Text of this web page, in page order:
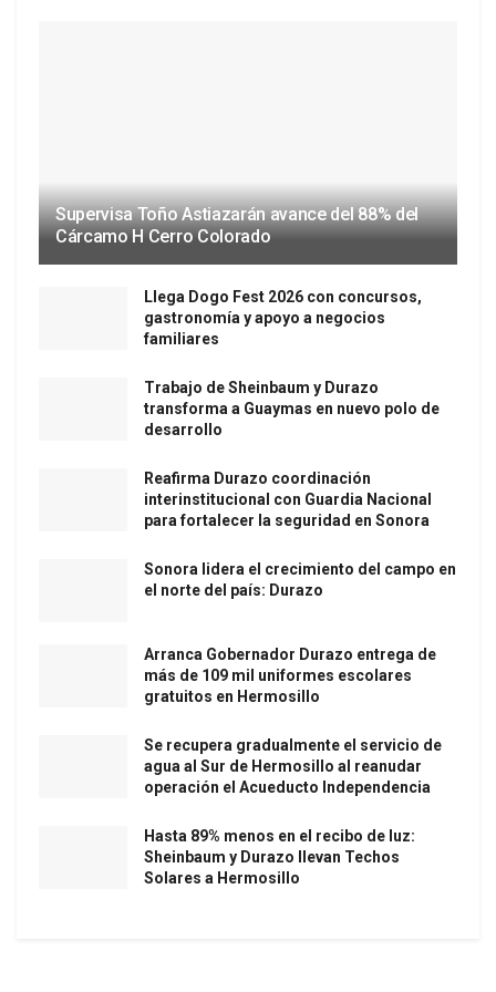
Supervisa Toño Astiazarán avance del 88% del
Cárcamo H Cerro Colorado
Llega Dogo Fest 2026 con concursos,
gastronomía y apoyo a negocios
familiares
Trabajo de Sheinbaum y Durazo
transforma a Guaymas en nuevo polo de
desarrollo
Reafirma Durazo coordinación
interinstitucional con Guardia Nacional
para fortalecer la seguridad en Sonora
Sonora lidera el crecimiento del campo en
el norte del país: Durazo
Arranca Gobernador Durazo entrega de
más de 109 mil uniformes escolares
gratuitos en Hermosillo
Se recupera gradualmente el servicio de
agua al Sur de Hermosillo al reanudar
operación el Acueducto Independencia
Hasta 89% menos en el recibo de luz:
Sheinbaum y Durazo llevan Techos
Solares a Hermosillo